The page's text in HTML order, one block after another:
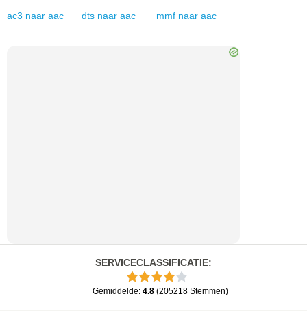
ac3 naar aac dts naar aac mmf naar aac
SERVICECLASSIFICATIE:
Gemiddelde: 4.8 (205218 Stemmen)